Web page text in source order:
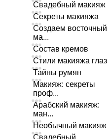
Свадебный макияж
Секреты макияжа
Создаем восточный
ма...
Состав кремов
Стили макияжа глаз
Тайны румян
Макияж: секреты
проф...
Арабский макияж:
ман...
Необычный макияж
Свадебный